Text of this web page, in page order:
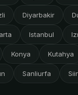
Diyarbakir
Istanbul
Konya Kutahya
Sanliurfa